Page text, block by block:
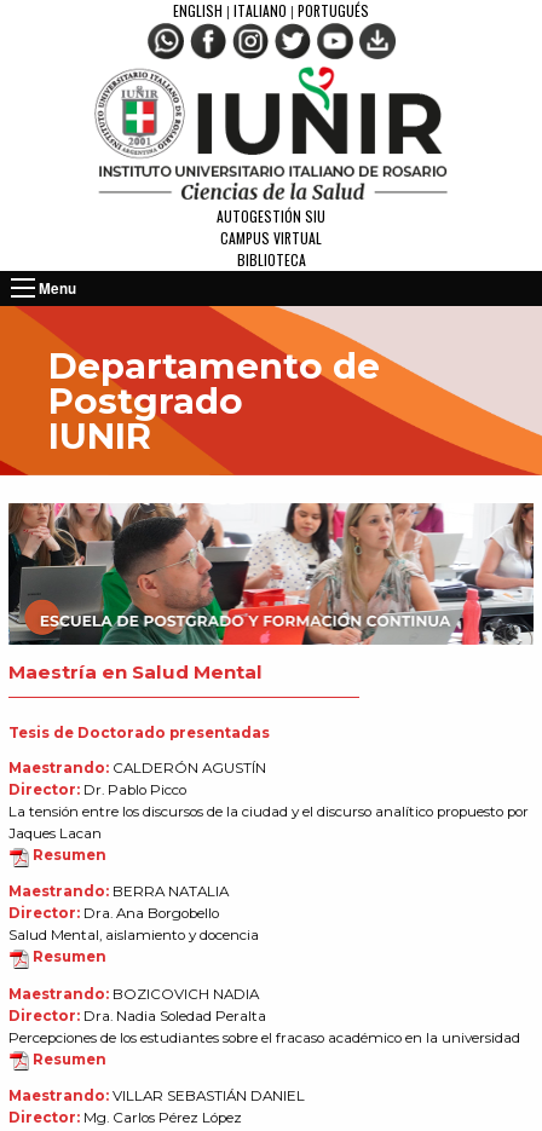
ENGLISH | ITALIANO | PORTUGUÉS
AUTOGESTIÓN SIU
CAMPUS VIRTUAL
BIBLIOTECA
Menu
Departamento de
Postgrado
IUNIR
Maestría en Salud Mental
Tesis de Doctorado presentadas
Maestrando: CALDERÓN AGUSTÍN
Director: Dr. Pablo Picco
La tensión entre los discursos de la ciudad y el discurso analítico propuesto por
Jaques Lacan
Resumen
Maestrando: BERRA NATALIA
Director: Dra. Ana Borgobello
Salud Mental, aislamiento y docencia
Resumen
Maestrando: BOZICOVICH NADIA
Director: Dra. Nadia Soledad Peralta
Percepciones de los estudiantes sobre el fracaso académico en la universidad
Resumen
Maestrando:VILLAR SEBASTIÁN DANIEL
Director: Mg. Carlos Pérez López